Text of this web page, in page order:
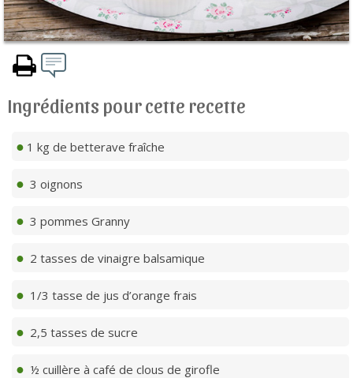
Ingrédients pour cette recette
1 kg de betterave fraîche
3 oignons
3 pommes Granny
2 tasses de vinaigre balsamique
1/3 tasse de jus d’orange frais
2,5 tasses de sucre
½ cuillère à café de clous de girofle